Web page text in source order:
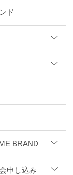
ド
BRAND
申し込み